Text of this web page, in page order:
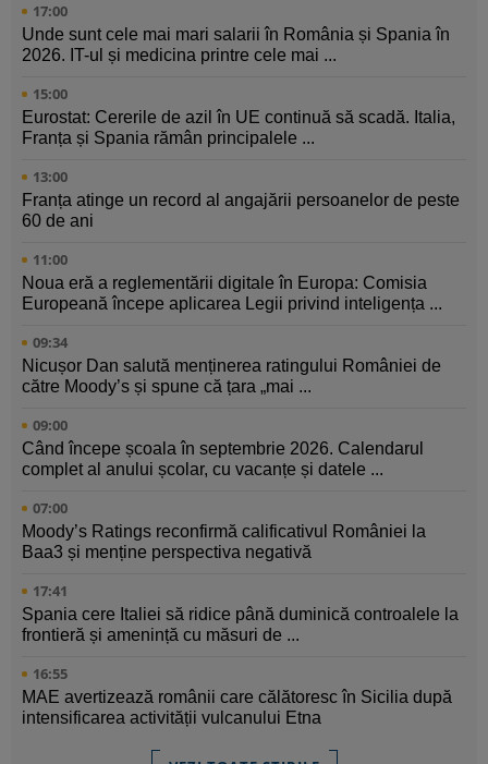
17:00
Unde sunt cele mai mari salarii în România și Spania în
2026. IT-ul și medicina printre cele mai ...
15:00
Eurostat: Cererile de azil în UE continuă să scadă. Italia,
Franța și Spania rămân principalele ...
13:00
Franța atinge un record al angajării persoanelor de peste
60 de ani
11:00
Noua eră a reglementării digitale în Europa: Comisia
Europeană începe aplicarea Legii privind inteligența ...
09:34
Nicușor Dan salută menținerea ratingului României de
către Moody’s și spune că țara „mai ...
09:00
Când începe școala în septembrie 2026. Calendarul
complet al anului școlar, cu vacanțe și datele ...
07:00
Moody’s Ratings reconfirmă calificativul României la
Baa3 și menține perspectiva negativă
17:41
Spania cere Italiei să ridice până duminică controalele la
frontieră și amenință cu măsuri de ...
16:55
MAE avertizează românii care călătoresc în Sicilia după
intensificarea activității vulcanului Etna